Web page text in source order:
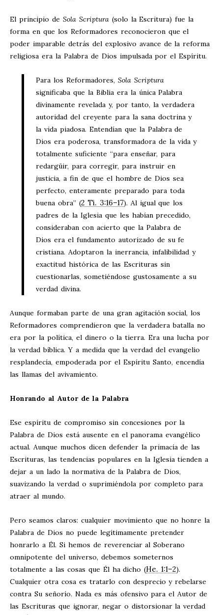
El principio de Sola Scriptura(solo la Escritura) fue la
forma en que los Reformadores reconocieron que el
poder imparable detrás del explosivo avance de la reforma
religiosa era la Palabra de Dios impulsada por el Espíritu.
Para los Reformadores, Sola Scriptura
significaba que la Biblia era la única Palabra
divinamente revelada y, por tanto, la verdadera
autoridad del creyente para la sana doctrina y
la vida piadosa. Entendían que la Palabra de
Dios era poderosa, transformadora de la vida y
totalmente suficiente “para enseñar, para
redargüir, para corregir, para instruir en
justicia, a fin de que el hombre de Dios sea
perfecto, enteramente preparado para toda
buena obra” (2 Ti. 3:16–17). Al igual que los
padres de la Iglesia que les habían precedido,
consideraban con acierto que la Palabra de
Dios era el fundamento autorizado de su fe
cristiana. Adoptaron la inerrancia, infalibilidad y
exactitud histórica de las Escrituras sin
cuestionarlas, sometiéndose gustosamente a su
verdad divina.
Aunque formaban parte de una gran agitación social, los
Reformadores comprendieron que la verdadera batalla no
era por la política, el dinero o la tierra. Era una lucha por
la verdad bíblica. Y a medida que la verdad del evangelio
resplandecía, empoderada por el Espíritu Santo, encendía
las llamas del avivamiento.
Honrando al Autor de la Palabra
Ese espíritu de compromiso sin concesiones por la
Palabra de Dios está ausente en el panorama evangélico
actual. Aunque muchos dicen defender la primacía de las
Escrituras, las tendencias populares en la Iglesia tienden a
dejar a un lado la normativa de la Palabra de Dios,
suavizando la verdad o suprimiéndola por completo para
atraer al mundo.
Pero seamos claros: cualquier movimiento que no honre la
Palabra de Dios no puede legítimamente pretender
honrarlo a Él. Si hemos de reverenciar al Soberano
omnipotente del universo, debemos someternos
totalmente a las cosas que Él ha dicho (He. 1:1–2).
Cualquier otra cosa es tratarlo con desprecio y rebelarse
contra Su señorío. Nada es más ofensivo para el Autor de
las Escrituras que ignorar, negar o distorsionar la verdad